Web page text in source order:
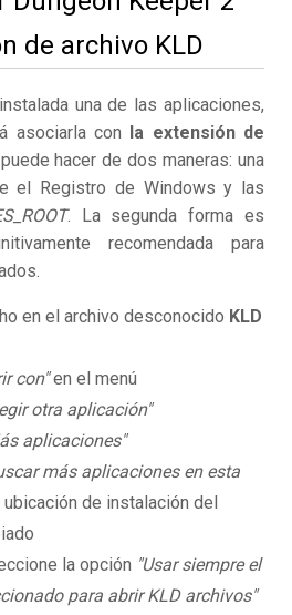
de archivo KLD
una de las aplicaciones,
asociarla con la extensión de
hacer de dos maneras: una
el Registro de Windows y las
. La segunda forma es
recomendada para
en el archivo desconocido KLD
con"en el menú
otra aplicación"
aplicaciones"
más aplicaciones en esta
de instalación del
la opción "Usar siempre el
para abrir KLD archivos"